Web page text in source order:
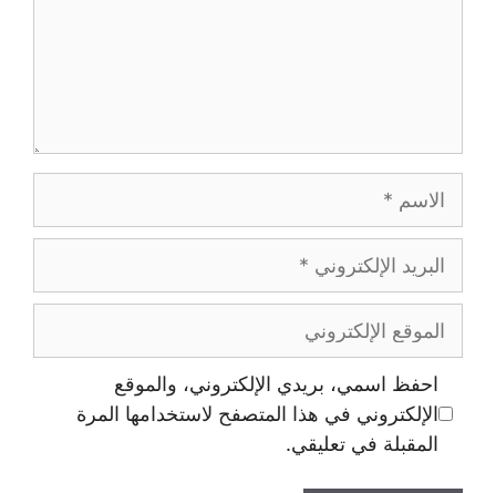
الاسم
البريد
الإلكتروني
الموقع
الإلكتروني
احفظ اسمي، بريدي الإلكتروني، والموقع
الإلكتروني في هذا المتصفح لاستخدامها المرة
المقبلة في تعليقي.